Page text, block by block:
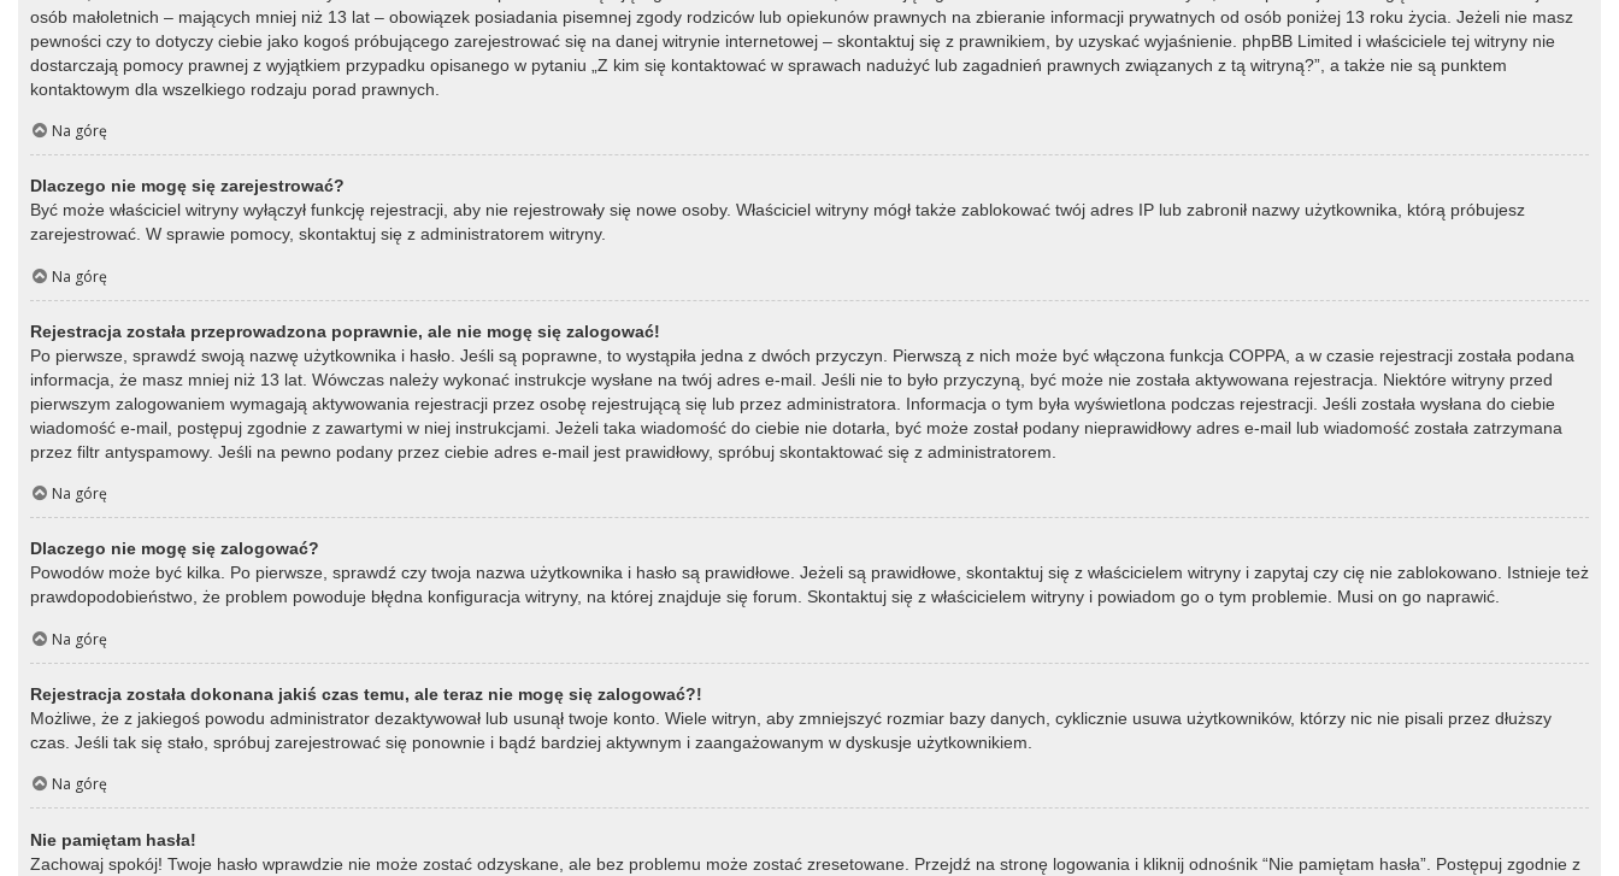
osób małoletnich – mających mniej niż 13 lat – obowiązek posiadania pisemnej zgody rodziców lub opiekunów prawnych na zbieranie informacji prywatnych od osób poniżej 13 roku życia. Jeżeli nie masz
pewności czy to dotyczy ciebie jako kogoś próbującego zarejestrować się na danej witrynie internetowej – skontaktuj się z prawnikiem, by uzyskać wyjaśnienie. phpBB Limited i właściciele tej witryny nie
dostarczają pomocy prawnej z wyjątkiem przypadku opisanego w pytaniu „Z kim się kontaktować w sprawach nadużyć lub zagadnień prawnych związanych z tą witryną?”, a także nie są punktem
kontaktowym dla wszelkiego rodzaju porad prawnych.
Na górę
Dlaczego nie mogę się zarejestrować?
Być może właściciel witryny wyłączył funkcję rejestracji, aby nie rejestrowały się nowe osoby. Właściciel witryny mógł także zablokować twój adres IP lub zabronił nazwy użytkownika, którą próbujesz
zarejestrować. W sprawie pomocy, skontaktuj się z administratorem witryny.
Na górę
Rejestracja została przeprowadzona poprawnie, ale nie mogę się zalogować!
Po pierwsze, sprawdź swoją nazwę użytkownika i hasło. Jeśli są poprawne, to wystąpiła jedna z dwóch przyczyn. Pierwszą z nich może być włączona funkcja COPPA, a w czasie rejestracji została podana
informacja, że masz mniej niż 13 lat. Wówczas należy wykonać instrukcje wysłane na twój adres e-mail. Jeśli nie to było przyczyną, być może nie została aktywowana rejestracja. Niektóre witryny przed
pierwszym zalogowaniem wymagają aktywowania rejestracji przez osobę rejestrującą się lub przez administratora. Informacja o tym była wyświetlona podczas rejestracji. Jeśli została wysłana do ciebie
wiadomość e-mail, postępuj zgodnie z zawartymi w niej instrukcjami. Jeżeli taka wiadomość do ciebie nie dotarła, być może został podany nieprawidłowy adres e-mail lub wiadomość została zatrzymana
przez filtr antyspamowy. Jeśli na pewno podany przez ciebie adres e-mail jest prawidłowy, spróbuj skontaktować się z administratorem.
Na górę
Dlaczego nie mogę się zalogować?
Powodów może być kilka. Po pierwsze, sprawdź czy twoja nazwa użytkownika i hasło są prawidłowe. Jeżeli są prawidłowe, skontaktuj się z właścicielem witryny i zapytaj czy cię nie zablokowano. Istnieje też
prawdopodobieństwo, że problem powoduje błędna konfiguracja witryny, na której znajduje się forum. Skontaktuj się z właścicielem witryny i powiadom go o tym problemie. Musi on go naprawić.
Na górę
Rejestracja została dokonana jakiś czas temu, ale teraz nie mogę się zalogować?!
Możliwe, że z jakiegoś powodu administrator dezaktywował lub usunął twoje konto. Wiele witryn, aby zmniejszyć rozmiar bazy danych, cyklicznie usuwa użytkowników, którzy nic nie pisali przez dłuższy
czas. Jeśli tak się stało, spróbuj zarejestrować się ponownie i bądź bardziej aktywnym i zaangażowanym w dyskusje użytkownikiem.
Na górę
Nie pamiętam hasła!
Zachowaj spokój! Twoje hasło wprawdzie nie może zostać odzyskane, ale bez problemu może zostać zresetowane. Przejdź na stronę logowania i kliknij odnośnik “Nie pamiętam hasła”. Postępuj zgodnie z